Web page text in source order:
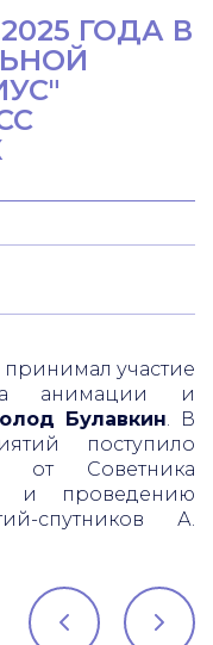
ГОДА В
участие
анимации и
Булавкин. В
поступило
от Советника
и проведению
спутников А.